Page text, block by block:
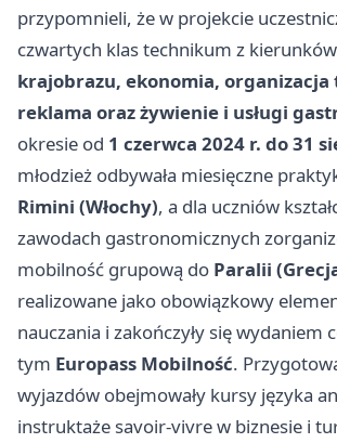
przypomnieli, że w projekcie
czwartych klas technikum z
krajobrazu, ekonomia,
reklama oraz żywienie i usługi
okresie od 1 czerwca 2024 r. do 31
młodzież odbywała miesięczne
Rimini (Włochy), a dla uczniów
zawodach gastronomicznych
mobilność grupową do Paralii
realizowane jako obowiązkowy
nauczania i zakończyły się wydaniem
tym Europass Mobilność.
wyjazdów obejmowały kursy języka
instruktaże savoir-vivre w biznesie i